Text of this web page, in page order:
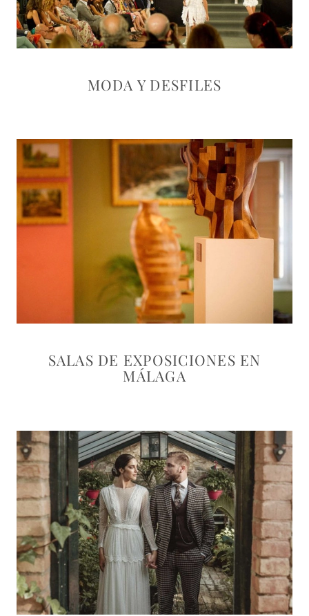
MODA Y DESFILES
SALAS DE EXPOSICIONES EN
MÁLAGA